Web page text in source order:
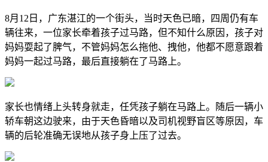
8月12日，广东湛江的一个街头，当时天色已暗，四周仍有车
辆往来，一位家长牵着孩子过马路，但不知什么原因，孩子对
妈妈耍起了脾气，不管妈妈怎么拖他、拽他，他都不愿意跟着
妈妈一起过马路，最后直接躺在了马路上。
家长也情绪上头转身就走，任凭孩子躺在马路上。随后一辆小
轿车朝这边驶来，由于天色昏暗以及司机视野盲区等原因，车
辆的后轮准确无误地从孩子身上压了过去。